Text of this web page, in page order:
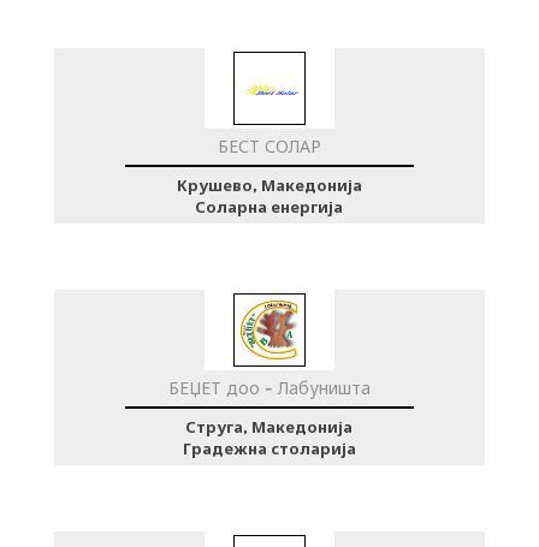
БЕСТ СОЛАР
Крушево, Македонија
Соларна енергија
БЕЏЕТ доо - Лабуништа
Струга, Македонија
Градежна столарија